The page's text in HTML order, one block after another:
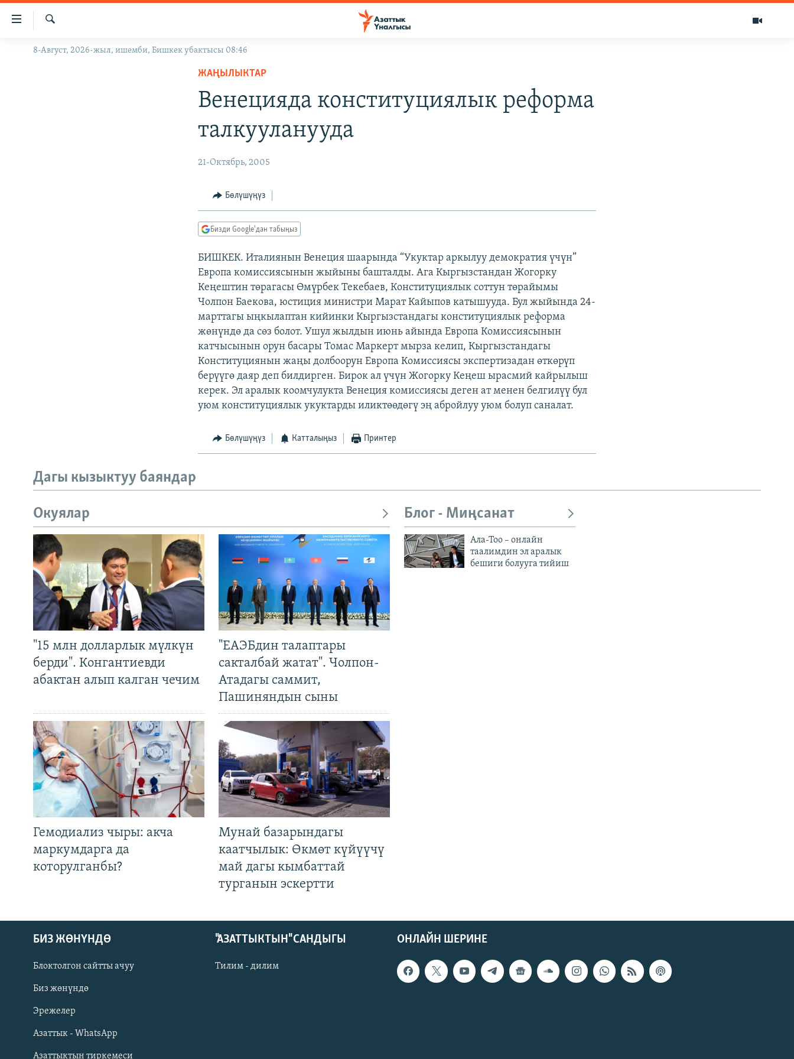
Линктер
Мазмунга
Навигацияга
ЖАҢЫЛЫКТАР
Русский
ОНЛАЙН ШЕРИНЕ
Издөө
8-Август, 2026-жыл, ишемби, Бишкек убактысы 08:46
ЖАҢЫЛЫКТАР
Венецияда конституциялык реформа
талкууланууда
21-Октябрь, 2005
Бөлүшүңүз
Бизди Google'дан табыңыз
БИШКЕК. Италиянын Венеция шаарында “Укуктар аркылуу демократия үчүн”
Европа комиссиясынын жыйыны башталды. Ага Кыргызстандан Жогорку
Кеңештин төрагасы Өмүрбек Текебаев, Конституциялык соттун төрайымы
Чолпон Баекова, юстиция министри Марат Кайыпов катышууда. Бул жыйында 24-
марттагы ыңкылаптан кийинки Кыргызстандагы конституциялык реформа
жөнүндө да сөз болот. Ушул жылдын июнь айында Европа Комиссиясынын
катчысынын орун басары Томас Маркерт мырза келип, Кыргызстандагы
Конституциянын жаңы долбоорун Европа Комиссиясы экспертизадан өткөрүп
берүүгө даяр деп билдирген. Бирок ал үчүн Жогорку Кеңеш ырасмий кайрылыш
керек. Эл аралык коомчулукта Венеция комиссиясы деген ат менен белгилүү бул
уюм конституциялык укуктарды иликтөөдөгү эң абройлуу уюм болуп саналат.
Бөлүшүңүз Катталыңыз Принтер
Дагы кызыктуу баяндар
Окуялар
"15 млн долларлык мүлкүн
берди". Конгантиевди
абактан алып калган чечим
"ЕАЭБдин талаптары
сакталбай жатат". Чолпон-
Атадагы саммит,
Пашиняндын сыны
Гемодиализ чыры: акча
маркумдарга да
которулганбы?
Мунай базарындагы
каатчылык: Өкмөт күйүүчү
май дагы кымбаттай
турганын эскертти
Блог - Миңсанат
Ала-Тоо – онлайн
таалимдин эл аралык
бешиги болууга тийиш
ОНЛАЙН ШЕРИНЕ
БИЗ ЖӨНҮНДӨ
Блоктолгон сайтты ачуу
Биз жөнүндө
Эрежелер
Азаттык - WhatsApp
Азаттыктын тиркемеси
"АЗАТТЫКТЫН" САНДЫГЫ
Тилим - дилим